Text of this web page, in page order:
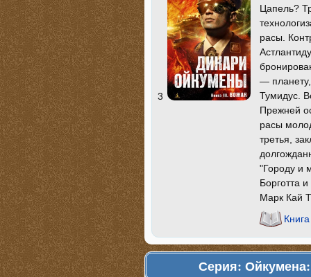
3
Цапель?
расы.
—
Тумидус.
Прежней
расы
третья,
"Городу и
Борготта
Марк Кай
Серия: